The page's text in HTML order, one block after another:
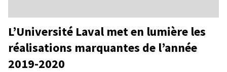
L’Université Laval met en lumière les
réalisations marquantes de l’année
2019-2020